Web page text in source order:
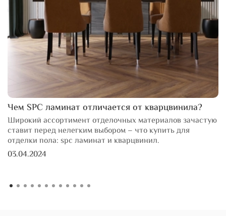
Чем SPC ламинат отличается от кварцвинила?
Широкий ассортимент отделочных материалов зачастую
ставит перед нелегким выбором – что купить для
отделки пола: spc ламинат и кварцвинил.
03.04.2024